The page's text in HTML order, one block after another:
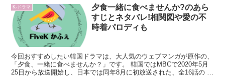
K-ドラマ
夕食一緒に食べませんか?のあら
すじとネタバレ!相関図や愛の不
時着パロディも
今回おすすめしたい韓国ドラマは、大人気のウェブマンガが原作の、
「夕食、一緒に食べませんか？」です。 韓国ではMBCで2020年5月
25日から放送開始し、日本では同年8月に初放送された、全16話の 大